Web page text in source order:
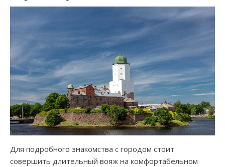
Для подробного знакомства с городом стоит
совершить длительный вояж на комфортабельном